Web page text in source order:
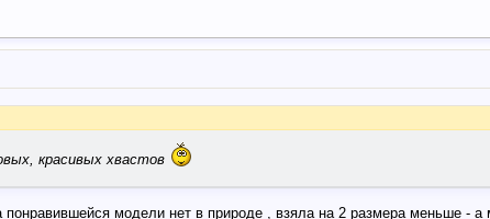
красивых хвастов
модели нет в природе , взяла на 2 размера меньше - а